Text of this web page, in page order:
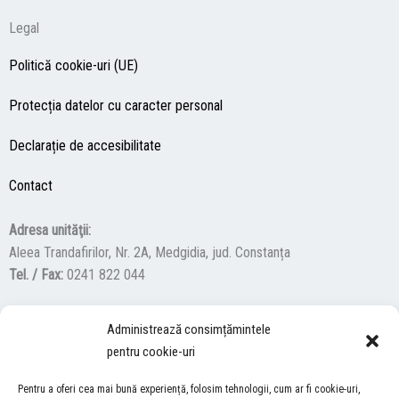
Administrează consimțămintele
pentru cookie-uri
Pentru a oferi cea mai bună experiență, folosim tehnologii, cum ar fi cookie-uri,
Legal
Politică cookie-uri (UE)
Protecția datelor cu caracter personal
Declarație de accesibilitate
Contact
Adresa unităţii:
Aleea Trandafirilor, Nr. 2A, Medgidia, jud. Constanța
Tel. / Fax: 0241 822 044
F
a
c
Y
u
I
s